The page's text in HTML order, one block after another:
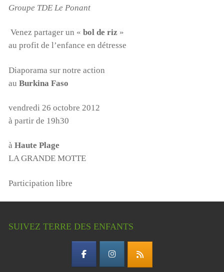
Groupe TDE Le Ponant
Venez partager un « bol de riz »
au profit de l’enfance en détresse
Diaporama sur notre action
au Burkina Faso
vendredi 26 octobre 2012
à partir de 19h30
à Haute Plage
LA GRANDE MOTTE
Participation libre
SUIVEZ TERRE DES ENFANTS